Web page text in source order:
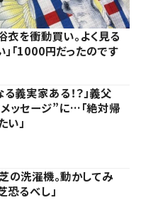
衣を衝動買い。よく見る
「1000円だったのです
義実家ある！？」義父
ッセージ”に…「絶対帰
い」
の洗濯機。動かしてみ
恐るべし」